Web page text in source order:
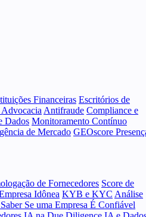
Financeiras Escritórios de
Antifraude Compliance e
Dados Monitoramento Contínuo
de Mercado GEOscore
de Fornecedores Score de
Idônea KYB e KYC Análise
Se uma Empresa É Confiável